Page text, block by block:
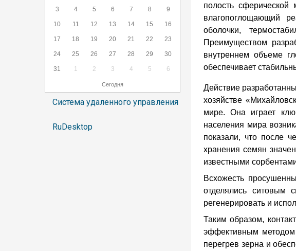
3 4 5 6 7 8 9
10 11 12 13 14 15 16
17 18 19 20 21 22 23
24 25 26 27 28 29 30
31 1 2 3 4 5 6
Сегодня
Система удаленного управления
RuDesktop
полость
влагопоглощающий
оболочки,
Преимуществом
внутреннем объеме
обеспечивает
Действие
хозяйстве
мире. Она играет
населения мира
показали, что после
хранения семян
известными
Всхожесть
отделялись ситовым
регенерировать и
Таким образом,
эффективным методом
перегрев зерна и